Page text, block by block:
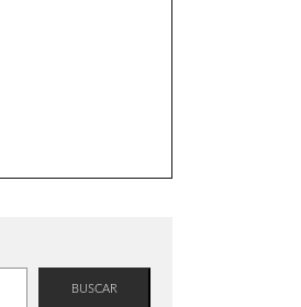
BUSCAR